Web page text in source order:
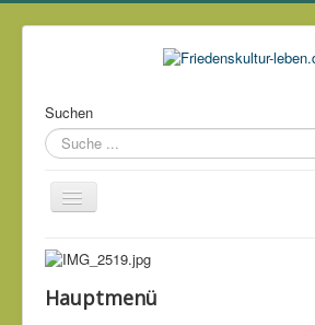
Suchen
Über mich
Kontakt
Hauptmenü